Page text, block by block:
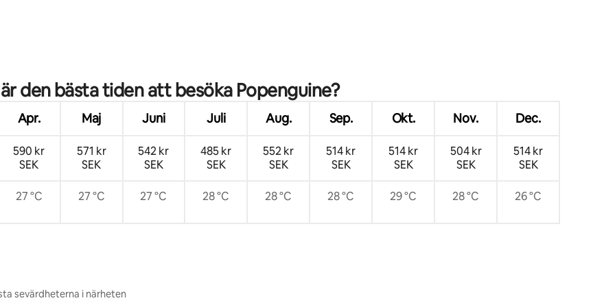
betyg, 6 omdömen
den bästa tiden att besöka Popenguine?
Apr. Maj Juni Juli Aug. Sep. Okt. Nov. Dec.
590 kr
SEK
571 kr
SEK
542 kr
SEK
485 kr
SEK
552 kr
SEK
514 kr
SEK
514 kr
SEK
504 kr
SEK
514 kr
SEK
27 °C 27 °C 27 °C 28 °C 28 °C 28 °C 29 °C 28 °C 26 °C
sevärdheterna i närheten